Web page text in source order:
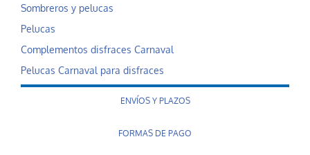
Sombreros y pelucas
Pelucas
Complementos disfraces Carnaval
Pelucas Carnaval para disfraces
ENVÍOS Y PLAZOS
FORMAS DE PAGO